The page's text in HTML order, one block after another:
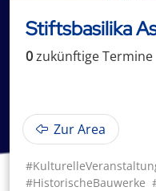
Stiftsbasilika
0zukünftigeTermine
Zur Area
#HistorischeBauwerke